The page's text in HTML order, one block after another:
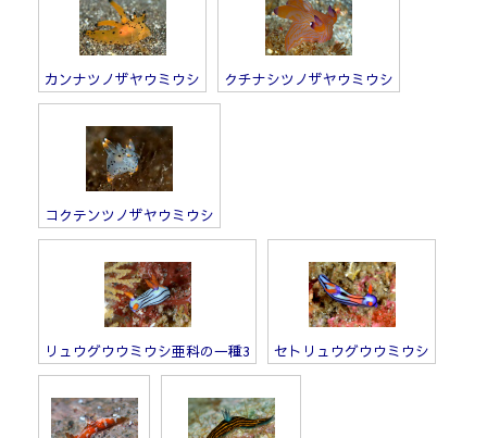
カンナツノザヤウミウシ クチナシツノザヤウミウシ
コクテンツノザヤウミウシ
リュウグウウミウシ亜科の一種3 セトリュウグウウミウシ